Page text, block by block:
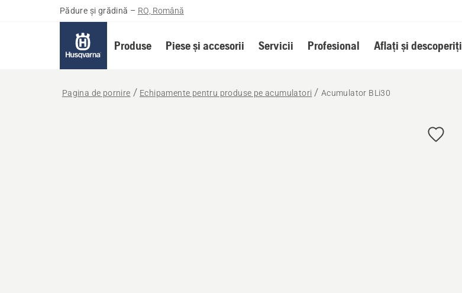
Pădure și grădină – RO, Română
Produse Piese și accesorii Servicii Profesional Aflați și descoperiți
Pagina de pornire Echipamente pentru produse pe acumulatori Acumulator BLi30